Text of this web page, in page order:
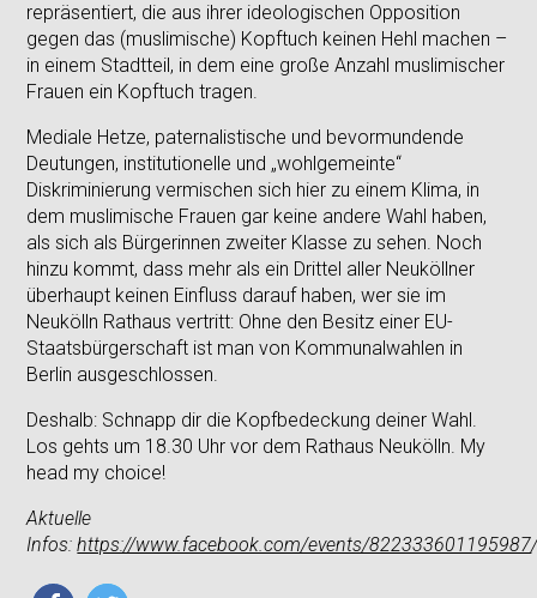
repräsentiert, die aus ihrer ideologischen Opposition
gegen das (muslimische) Kopftuch keinen Hehl machen –
in einem Stadtteil, in dem eine große Anzahl muslimischer
Frauen ein Kopftuch tragen.
Mediale Hetze, paternalistische und bevormundende
Deutungen, institutionelle und „wohlgemeinte“
Diskriminierung vermischen sich hier zu einem Klima, in
dem muslimische Frauen gar keine andere Wahl haben,
als sich als Bürgerinnen zweiter Klasse zu sehen. Noch
hinzu kommt, dass mehr als ein Drittel aller Neuköllner
überhaupt keinen Einfluss darauf haben, wer sie im
Neukölln Rathaus vertritt: Ohne den Besitz einer EU-
Staatsbürgerschaft ist man von Kommunalwahlen in
Berlin ausgeschlossen.
Deshalb: Schnapp dir die Kopfbedeckung deiner Wahl.
Los gehts um 18.30 Uhr vor dem Rathaus Neukölln. My
head my choice!
Aktuelle
Infos:https://www.facebook.com/events/822333601195987